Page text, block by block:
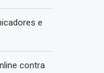
e
contra